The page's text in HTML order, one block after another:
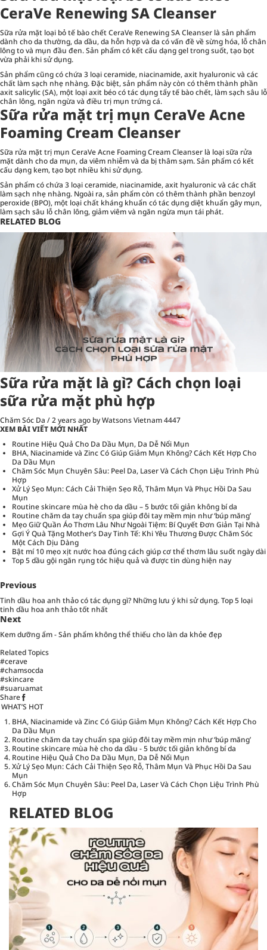
CeraVe Renewing SA Cleanser
Sữa rửa mặt loại bỏ tế bào chết CeraVe Renewing SA Cleanser là sản phẩm
dành cho da thường, da dầu, da hỗn hợp và da có vấn đề về sừng hóa, lỗ chân
lông to và mụn đầu đen. Sản phẩm có kết cấu dạng gel trong suốt, tạo bọt
vừa phải khi sử dụng.
Sản phẩm cũng có chứa 3 loại ceramide, niacinamide, axit hyaluronic và các
chất làm sạch nhẹ nhàng. Đặc biệt, sản phẩm này còn có thêm thành phần
axit salicylic (SA), một loại axit béo có tác dụng tẩy tế bào chết, làm sạch sâu lỗ
chân lông, ngăn ngừa và điều trị mụn trứng cá.
Sữa rửa mặt trị mụn CeraVe Acne
Foaming Cream Cleanser
Sữa rửa mặt trị mụn CeraVe Acne Foaming Cream Cleanser là loại sữa rửa
mặt dành cho da mụn, da viêm nhiễm và da bị thâm sạm. Sản phẩm có kết
cấu dạng kem, tạo bọt nhiều khi sử dụng.
Sản phẩm có chứa 3 loại ceramide, niacinamide, axit hyaluronic và các chất
làm sạch nhẹ nhàng. Ngoài ra, sản phẩm còn có thêm thành phần benzoyl
peroxide (BPO), một loại chất kháng khuẩn có tác dụng diệt khuẩn gây mụn,
làm sạch sâu lỗ chân lông, giảm viêm và ngăn ngừa mụn tái phát.
RELATED BLOG
Sữa rửa mặt là gì? Cách chọn loại
sữa rửa mặt phù hợp
Chăm Sóc Da /2 years ago by Watsons Vietnam4447
XEM BÀI VIẾT MỚI NHẤT
Routine Hiệu Quả Cho Da Dầu Mụn, Da Dễ Nổi Mụn
BHA, Niacinamide và Zinc Có Giúp Giảm Mụn Không? Cách Kết Hợp Cho
Da Dầu Mụn
Chăm Sóc Mụn Chuyên Sâu: Peel Da, Laser Và Cách Chọn Liệu Trình Phù
Hợp
Xử Lý Sẹo Mụn: Cách Cải Thiện Sẹo Rỗ, Thâm Mụn Và Phục Hồi Da Sau
Mụn
Routine skincare mùa hè cho da dầu – 5 bước tối giản không bí da
Routine chăm da tay chuẩn spa giúp đôi tay mềm mịn như ‘búp măng’
Mẹo Giữ Quần Áo Thơm Lâu Như Ngoài Tiệm: Bí Quyết Đơn Giản Tại Nhà
Gợi Ý Quà Tặng Mother’s Day Tinh Tế: Khi Yêu Thương Được Chăm Sóc
Một Cách Dịu Dàng
Bật mí 10 mẹo xịt nước hoa đúng cách giúp cơ thể thơm lâu suốt ngày dài
Top 5 dầu gội ngăn rụng tóc hiệu quả và được tin dùng hiện nay
Previous
Tinh dầu hoa anh thảo có tác dụng gì? Những lưu ý khi sử dụng. Top 5 loại
tinh dầu hoa anh thảo tốt nhất
Next
Kem dưỡng ẩm - Sản phẩm không thể thiếu cho làn da khỏe đẹp
Related Topics
#cerave
#chamsocda
#skincare
#suaruamat
Share
WHAT’S HOT
BHA, Niacinamide và Zinc Có Giúp Giảm Mụn Không? Cách Kết Hợp Cho
Da Dầu Mụn
Routine chăm da tay chuẩn spa giúp đôi tay mềm mịn như ‘búp măng’
Routine skincare mùa hè cho da dầu - 5 bước tối giản không bí da
Routine Hiệu Quả Cho Da Dầu Mụn, Da Dễ Nổi Mụn
Xử Lý Sẹo Mụn: Cách Cải Thiện Sẹo Rỗ, Thâm Mụn Và Phục Hồi Da Sau
Mụn
Chăm Sóc Mụn Chuyên Sâu: Peel Da, Laser Và Cách Chọn Liệu Trình Phù
Hợp
RELATED BLOG